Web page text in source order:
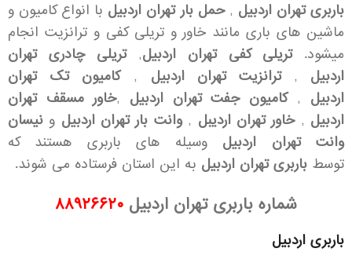
باربری تهران اردبیل ,حمل بار تهران اردبیل با انواع کامیون و
ماشین های باری مانند خاور و تریلی کفی و ترانزیت انجام
میشود.تریلی کفی تهران اردبیل,تریلی چادری تهران
اردبیل ,ترانزیت تهران اردبیل ,کامیون تک تهران
اردبیل ,کامیون جفت تهران اردبیل ,خاور مسقف تهران
اردبیل ,خاور تهران اردیبل ,وانت بار تهران اردبیل و نیسان
وانت تهران اردبیل وسیله های باربری هستند که
توسط باربری تهران اردبیل به این استان فرستاده می شوند.
شماره باربری تهران اردبیل ۸۸۹۲۶۶۲۰
باربری اردبیل